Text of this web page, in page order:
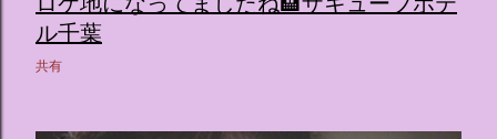
ル千葉
共有